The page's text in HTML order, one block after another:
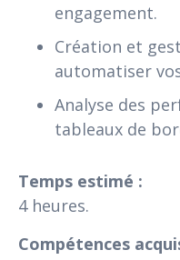
engagement.
Création et
automatiser
Analyse des
tableaux de
Temps estimé :
4 heures.
Compétences